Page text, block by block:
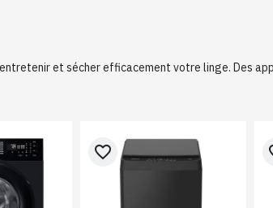
et sécher efficacement votre linge. Des
favorite_border